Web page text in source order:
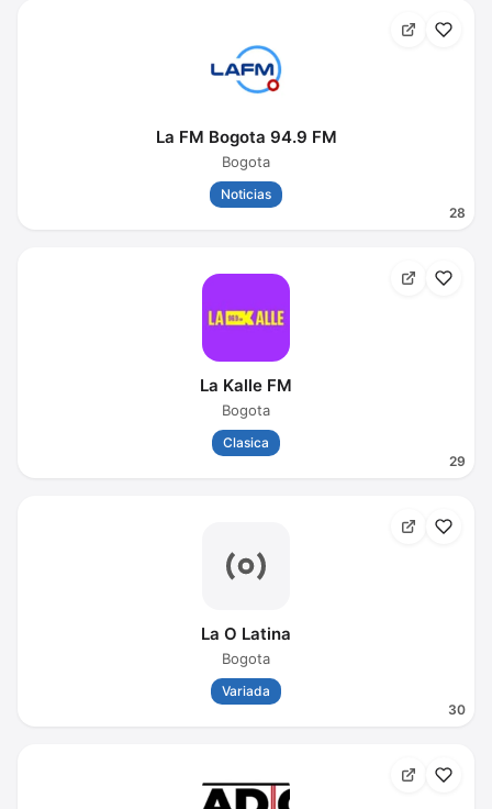
28
La FM Bogota 94.9 FM
Bogota
Noticias
29
La Kalle FM
Bogota
Clasica
30
La O Latina
Bogota
Variada